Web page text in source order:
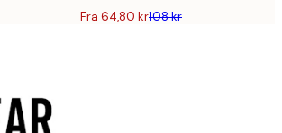
Fra 64,80 kr108 kr